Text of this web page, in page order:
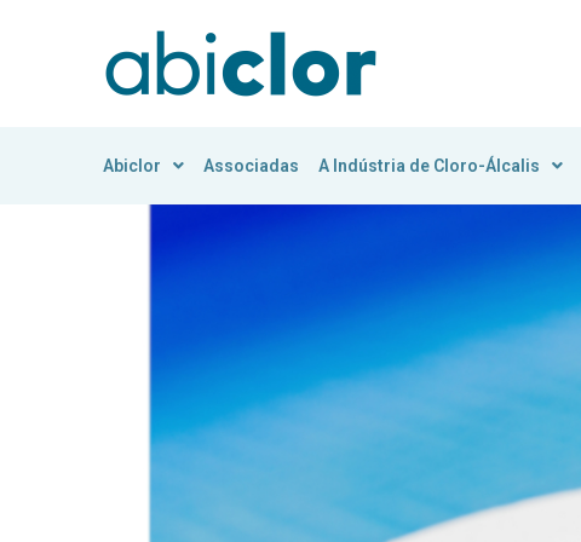
Abiclor Associadas A Indústria de Cloro-Álcalis